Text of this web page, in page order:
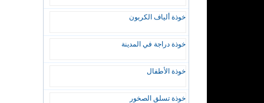
خوذة ألياف الكربون
خوذة دراجة في المدينة
خوذة الأطفال
خوذة تسلق الصخور